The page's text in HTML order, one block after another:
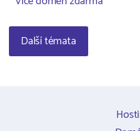
Další témata